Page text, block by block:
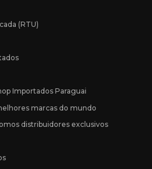
(RTU)
Importados Paraguai
marcas do mundo
distribuidores exclusivos